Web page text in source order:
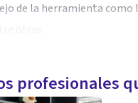
de la herramienta
profesionales